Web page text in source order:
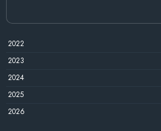
2022
2023
2024
2025
2026